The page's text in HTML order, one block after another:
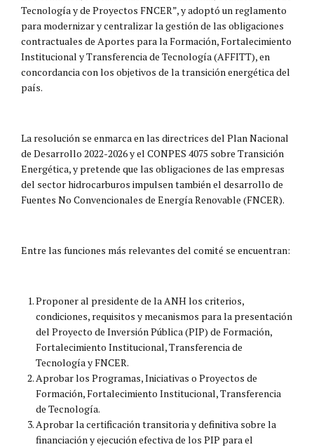
Tecnología y de Proyectos FNCER”, y adoptó un reglamento
para modernizar y centralizar la gestión de las obligaciones
contractuales de Aportes para la Formación, Fortalecimiento
Institucional y Transferencia de Tecnología (AFFITT), en
concordancia con los objetivos de la transición energética del
país.
La resolución se enmarca en las directrices del Plan Nacional
de Desarrollo 2022-2026 y el CONPES 4075 sobre Transición
Energética, y pretende que las obligaciones de las empresas
del sector hidrocarburos impulsen también el desarrollo de
Fuentes No Convencionales de Energía Renovable (FNCER).
Entre las funciones más relevantes del comité se encuentran:
Proponer al presidente de la ANH los criterios,
condiciones, requisitos y mecanismos para la presentación
del Proyecto de Inversión Pública (PIP) de Formación,
Fortalecimiento Institucional, Transferencia de
Tecnología y FNCER.
Aprobar los Programas, Iniciativas o Proyectos de
Formación, Fortalecimiento Institucional, Transferencia
de Tecnología.
Aprobar la certificación transitoria y definitiva sobre la
financiación y ejecución efectiva de los PIP para el